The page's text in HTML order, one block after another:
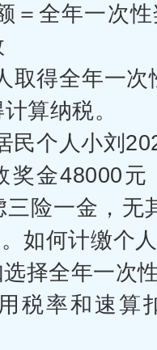
＝全年一次
取得全年一
算纳税。
民个人小刘
奖金48000
三险一金，无
如何计缴个
选择全年一次
税率和速算